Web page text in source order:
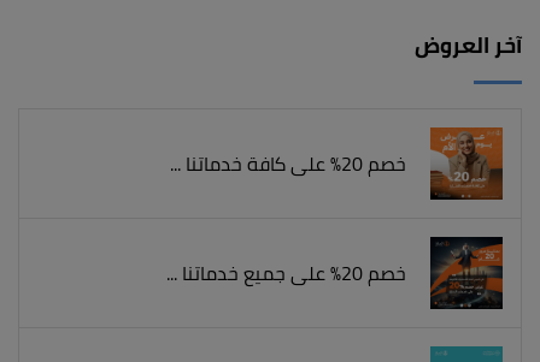
آخر العروض
خصم 20% على كافة خدماتنا ...
خصم 20% على جميع خدماتنا ...